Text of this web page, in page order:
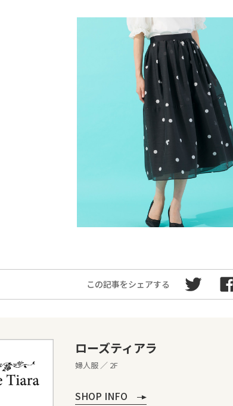
この記事をシェアする
ローズティアラ
婦人服 ／ 2F
SHOP INFO